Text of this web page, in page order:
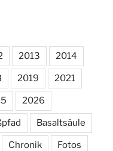
2013 2014
2019 2021
2026
Basaltsäule
Chronik Fotos